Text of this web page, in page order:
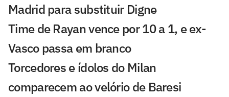
Madrid para substituir Digne
Time de Rayan vence por 10 a 1, e ex-
Vasco passa em branco
Torcedores e ídolos do Milan
comparecem ao velório de Baresi